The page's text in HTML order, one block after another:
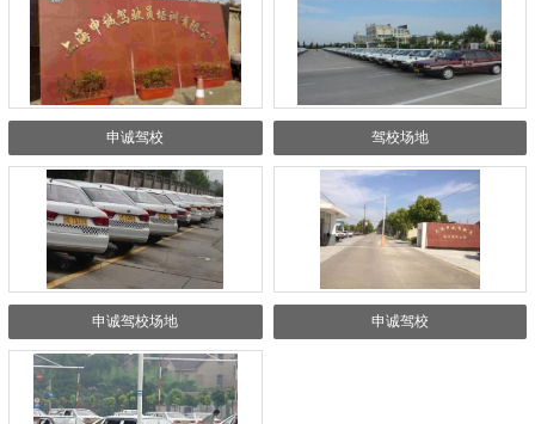
申诚驾校 驾校场地
申诚驾校场地 申诚驾校